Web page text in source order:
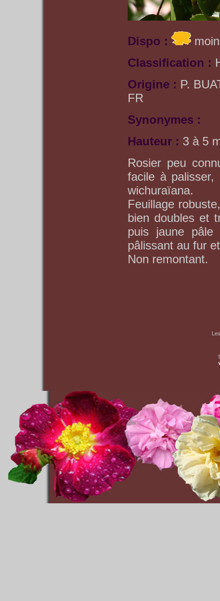
Dispo :
Classification :
Origine : P.
FR
Synonymes :
Hauteur : 3 à 5
Rosier peu
facile à
wichuraïana.
Feuillage
bien doubles et
puis jaune
pâlissant au fur
Non remontant.